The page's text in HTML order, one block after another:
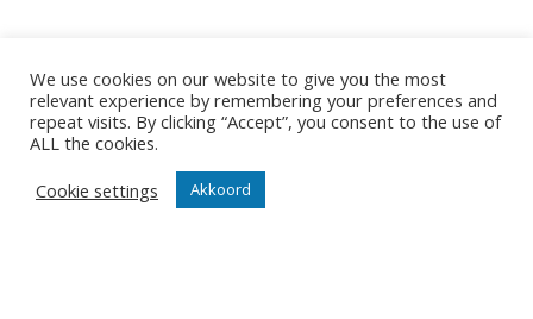
ONZE NIEUWSBRIEF
Het is niet onze ambitie om je mailbox te overladen met
We use cookies on our website to give you the most
relevant experience by remembering your preferences and
repeat visits. By clicking “Accept”, you consent to the use of
ALL the cookies.
Cookie settings
Akkoord